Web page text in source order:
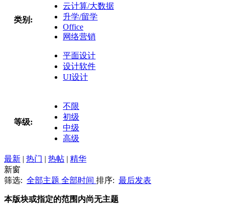
类别:
云计算/大数据
升学/留学
Office
网络营销
平面设计
设计软件
UI设计
等级:
不限
初级
中级
高级
最新 | 热门 | 热帖 | 精华
新窗
筛选: 全部主题 全部时间 排序: 最后发表
本版块或指定的范围内尚无主题